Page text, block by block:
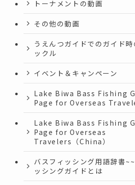
トーナメントの動画
その他の動画
うえんつガイドでのガイド時
ックル
イベント＆キャンペーン
Lake Biwa Bass Fishing
Page for Overseas
Lake Biwa Bass Fishing
Page for Overseas
Travelers（China）
バスフィッシング用語辞書
ッシングガイドとは